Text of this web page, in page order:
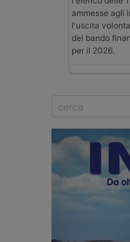
ammesse agli
l'uscita
del bando
per il 2026.